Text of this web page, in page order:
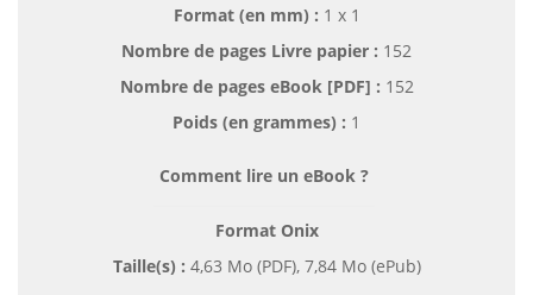
Format (en mm) : 1 x 1
Nombre de pages Livre papier : 152
Nombre de pages eBook [PDF] : 152
Poids (en grammes) : 1
Comment lire un eBook ?
Format Onix
Taille(s) : 4,63 Mo (PDF), 7,84 Mo (ePub)